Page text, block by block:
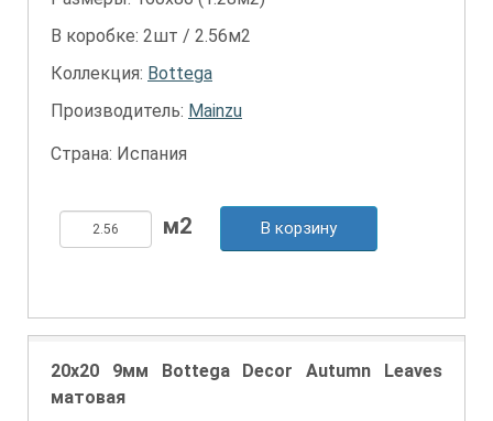
В коробке: 2шт / 2.56м2
Коллекция: Bottega
Производитель: Mainzu
Страна: Испания
В корзину
20x20 9мм Bottega Decor Autumn Leaves
матовая